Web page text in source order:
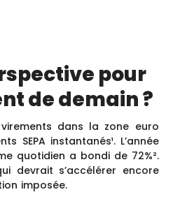
pour
de demain ?
virements dans la zone euro
SEPA instantanés¹. L’année
quotidien a bondi de 72%².
devrait s’accélérer encore
imposée.